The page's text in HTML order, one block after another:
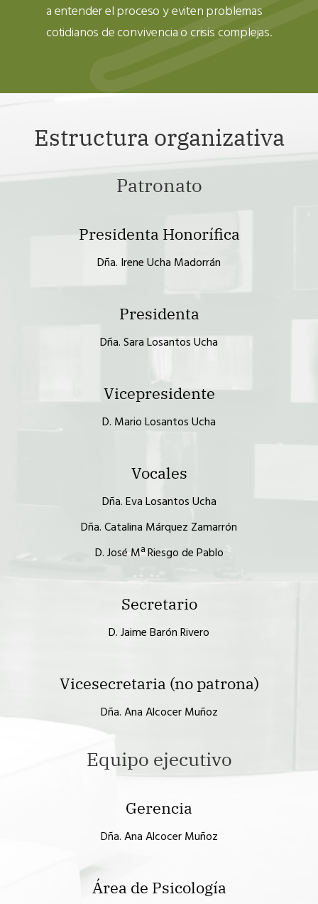
a entender el proceso y eviten problemas
cotidianos de convivencia o crisis complejas.
Estructura organizativa
Patronato
Presidenta Honorífica
Dña. Irene Ucha Madorrán
Presidenta
Dña. Sara Losantos Ucha
Vicepresidente
D. Mario Losantos Ucha
Vocales
Dña. Eva Losantos Ucha
Dña. Catalina Márquez Zamarrón
D. José Mª Riesgo de Pablo
Secretario
D. Jaime Barón Rivero
Vicesecretaria (no patrona)
Dña. Ana Alcocer Muñoz
Equipo ejecutivo
Gerencia
Dña. Ana Alcocer Muñoz
Área de Psicología